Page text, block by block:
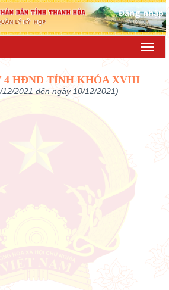
Đăng nhập
4 HĐND TỈNH KHÓA XVIII
2021 đến ngày 10/12/2021)